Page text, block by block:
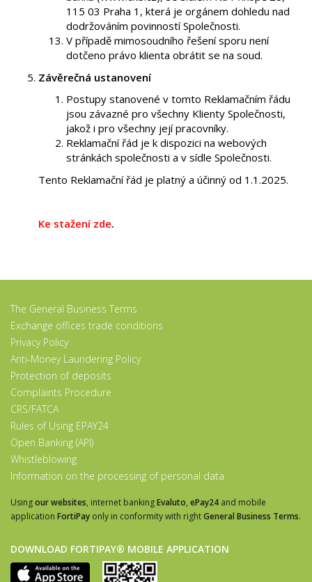
115 03 Praha 1, která je orgánem dohledu nad
dodržováním povinností Společnosti.
V případě mimosoudního řešení sporu není
dotčeno právo klienta obrátit se na soud.
Závěrečná ustanovení
Postupy stanovené v tomto Reklamačním řádu
jsou závazné pro všechny Klienty Společnosti,
jakož i pro všechny její pracovníky.
Reklamační řád je k dispozici na webových
stránkách společnosti a v sídle Společnosti.
Tento Reklamační řád je platný a účinný od 1.1.2025.
Ke stažení zde.
The General Business Terms
Exchange offices trade conditions
Privacy Policy
Anti-Money Laundering Policy
Protection of deposits
Complaints Procedure
CRS/FATCA
Rules of Using EPAY24
Open Banking (API)
Whistleblowing
Information on the processing of personal data
Usingour websites, internet bankingEvaluto, ePay24 and mobile
application FortiPay only in conformity with rightGeneral Business Terms.
DOWNLOAD FORTIPAY® MOBILE APPLICATION